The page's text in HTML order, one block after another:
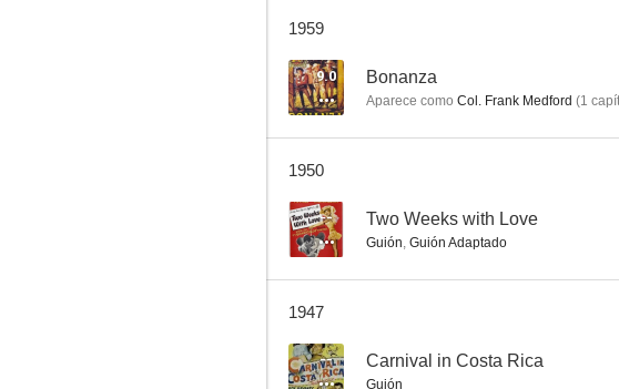
Frankie and Johnnie
1959
9.0 Bonanza
Aparece como Col. Frank Medford (1
1950
-- Two Weeks with Love
Guión, Guión Adaptado
1947
-- Carnival in Costa Rica
Guión